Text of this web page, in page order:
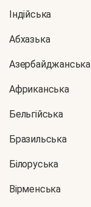
Індійська
Абхазька
Азербайджанська
Африканська
Бельгійська
Бразильська
Білоруська
Вірменська